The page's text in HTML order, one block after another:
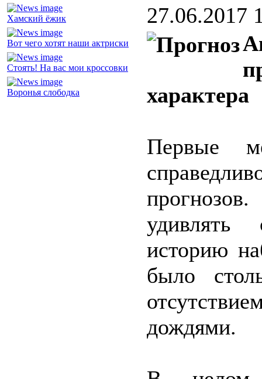
Хамский ёжик
Вот чего хотят наши актриски
Стоять! На вас мои кроссовки
Воронья слободка
27.06.2017
характера
Первые
историю
было
дождями.